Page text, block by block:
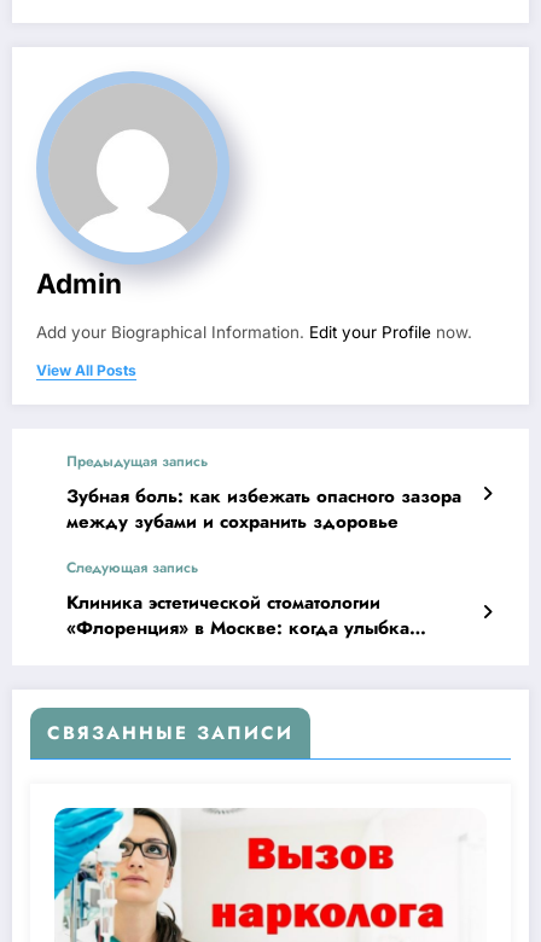
Admin
Add your Biographical Information. Edit your Profile now.
View All Posts
Предыдущая запись
Зубная боль: как избежать опасного зазора
между зубами и сохранить здоровье
Следующая запись
Клиника эстетической стоматологии
«Флоренция» в Москве: когда улыбка
СВЯЗАННЫЕ ЗАПИСИ